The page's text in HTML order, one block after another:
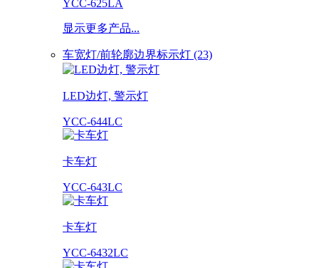
YCC-625LA
显示更多产品...
车宽灯/前轮廓边界标示灯 (23)
LED边灯, 警示灯
YCC-644LC
卡车灯
YCC-643LC
卡车灯
YCC-6432LC